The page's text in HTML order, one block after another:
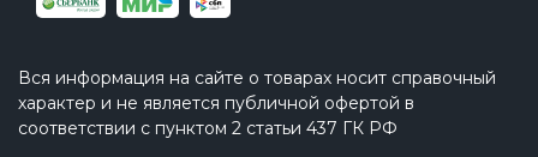
Вся информация на сайте о товарах носит справочный
характер и не является публичной офертой в
соответствии с пунктом 2 статьи 437 ГК РФ